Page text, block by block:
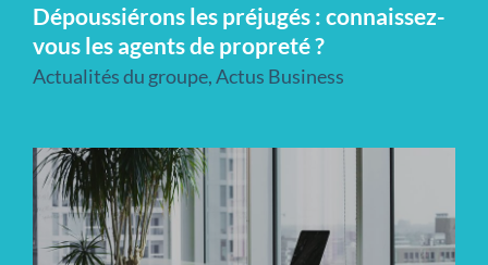
Dépoussiérons les préjugés : connaissez-
vous les agents de propreté ?
Actualités du groupe,Actus Business